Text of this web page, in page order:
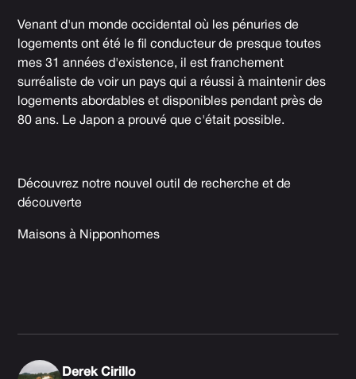
Venant d'un monde occidental où les pénuries de
logements ont été le fil conducteur de presque toutes
mes 31 années d'existence, il est franchement
surréaliste de voir un pays qui a réussi à maintenir des
logements abordables et disponibles pendant près de
80 ans. Le Japon a prouvé que c'était possible.
Découvrez notre nouvel outil de recherche et de
découverte
Maisons à Nipponhomes
Derek Cirillo